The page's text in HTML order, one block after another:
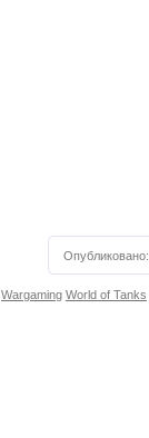
Опубликовано:
Wargaming World of Tanks